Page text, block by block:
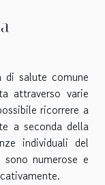
di salute comune
attraverso varie
ricorrere a
a seconda della
individuali del
numerose e